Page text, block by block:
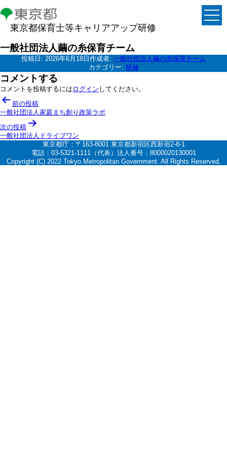
東京都保育士等キャリアアップ研修
一般社団法人繭の糸保育チーム
投稿日: 2026年6月18日 作成者: 一般社団法人繭の糸保育チーム
カテゴリー: 研修
コメントする
コメントを投稿するには ログイン してください。
投
稿
ナ
ビ
ー
前の投稿
一般社団法人家庭まち創り政策ラボ
次の投稿
一般社団法人ドライブワン
東京都庁：〒163-8001 東京都新宿区西新宿2-8-1
電話：03-5321-1111（代表）法人番号：8000020130001
Copyright (C) 2022 Tokyo Metropolitan Government. All Rights Reserved.